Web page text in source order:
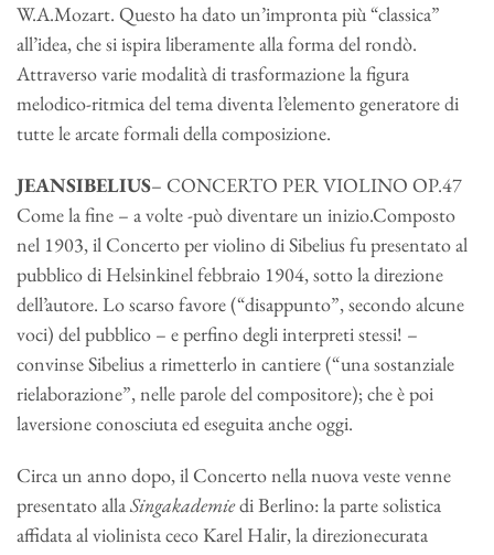
W.A.Mozart. Questo ha dato un’impronta più “classica”
all’idea, che si ispira liberamente alla forma del rondò.
Attraverso varie modalità di trasformazione la figura
melodico-ritmica del tema diventa l’elemento generatore di
tutte le arcate formali della composizione.
JEANSIBELIUS– CONCERTO PER VIOLINO OP.47
Come la fine – a volte -può diventare un inizio.Composto
nel 1903, il Concerto per violino di Sibelius fu presentato al
pubblico di Helsinkinel febbraio 1904, sotto la direzione
dell’autore. Lo scarso favore (“disappunto”, secondo alcune
voci) del pubblico – e perfino degli interpreti stessi! –
convinse Sibelius a rimetterlo in cantiere (“una sostanziale
rielaborazione”, nelle parole del compositore); che è poi
laversione conosciuta ed eseguita anche oggi.
Circa un anno dopo, il Concerto nella nuova veste venne
presentato allaSingakademiedi Berlino: la parte solistica
affidata al violinista ceco Karel Halir, la direzionecurata